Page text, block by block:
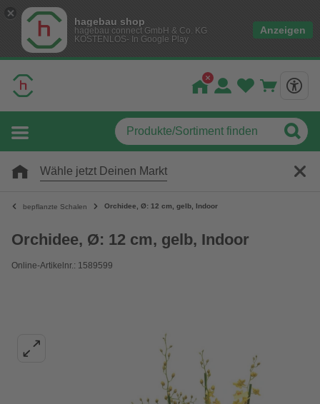
hagebau shop
hagebau connect GmbH & Co. KG
KOSTENLOS- In Google Play
Anzeigen
Wähle jetzt Deinen Markt
bepflanzte Schalen Orchidee, Ø: 12 cm, gelb, Indoor
Orchidee, Ø: 12 cm, gelb, Indoor
Online-Artikelnr.: 1589599